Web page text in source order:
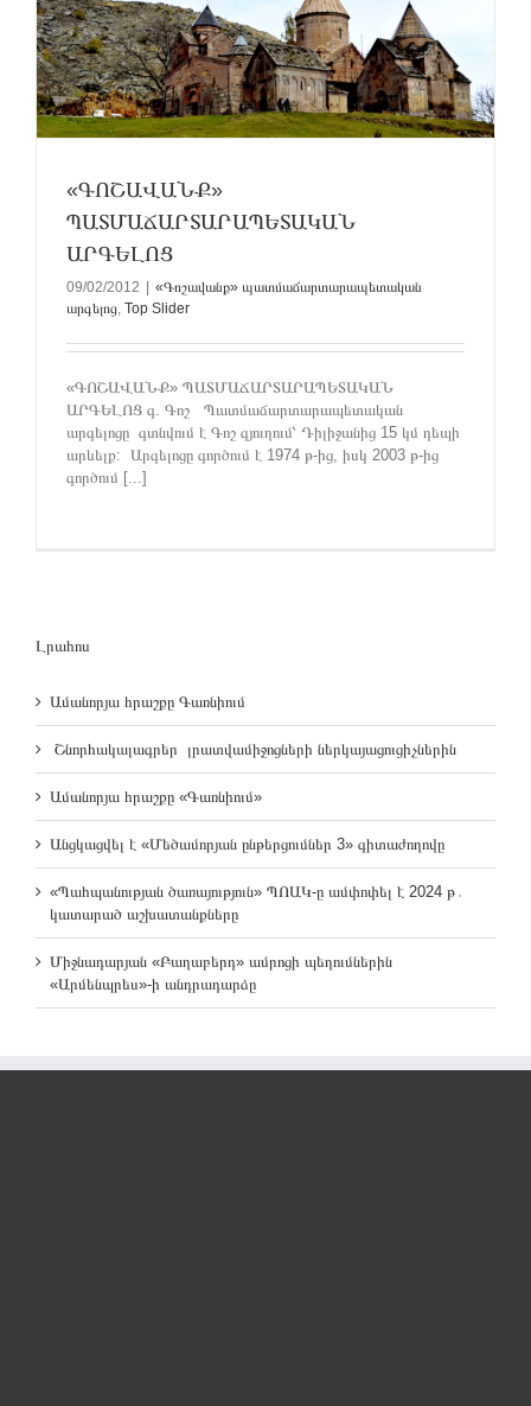
«ԳՈՇԱՎԱՆՔ»
ՊԱՏՄԱՃԱՐՏԱՐԱՊԵՏԱԿԱՆ
ԱՐԳԵԼՈՑ
09/02/2012
«Գոշավանք» պատմաճարտարապետական
արգելոց, Top Slider
«ԳՈՇԱՎԱՆՔ» ՊԱՏՄԱՃԱՐՏԱՐԱՊԵՏԱԿԱՆ
ԱՐԳԵԼՈՑ գ. Գոշ Պատմաճարտարապետական
արգելոցը գտնվում է Գոշ գյուղում՝ Դիլիջանից 15 կմ դեպի
արևելք: Արգելոցը գործում է 1974 թ-ից, իսկ 2003 թ-ից
գործում [...]
Լրահոս
Ամանորյա հրաշքը Գառնիում
Շնորհակալագրեր լրատվամիջոցների ներկայացուցիչներին
Ամանորյա հրաշքը «Գառնիում»
Անցկացվել է «Մեծամորյան ընթերցումներ 3» գիտաժողովը
«Պահպանության ծառայություն» ՊՈԱԿ-ը ամփոփել է 2024 թ․
կատարած աշխատանքները
Միջնադարյան «Բաղաբերդ» ամրոցի պեղումներին
«Արմենպրես»-ի անդրադարձը